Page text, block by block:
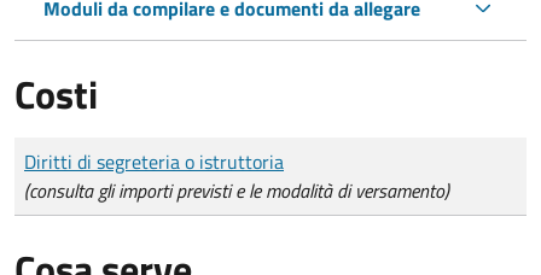
Moduli da compilare e documenti da allegare
Costi
Tipo di pagamento
Importo
Diritti di segreteria o istruttoria
(consulta gli importi previsti e le modalità di versamento)